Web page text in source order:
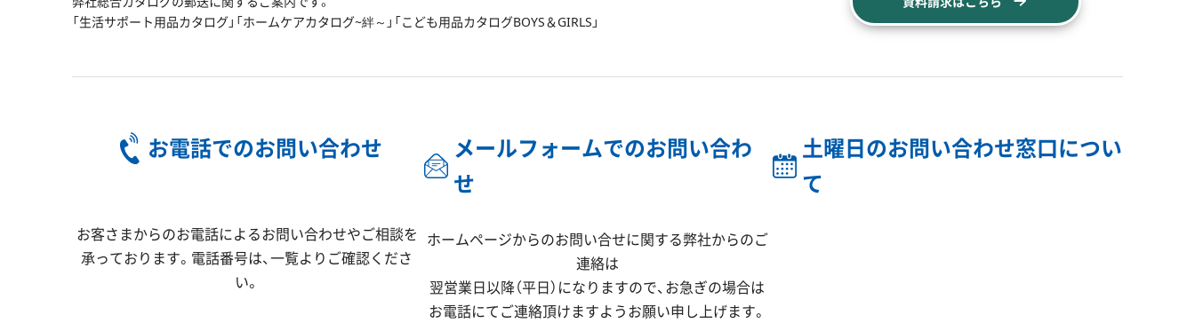
「生活サポート用品カタログ」「ホームケアカタログ~絆～」「こども用品カタログBOYS＆GIRLS」
お電話でのお問い合わせ
お客さまからのお電話によるお問い合わせやご相談を
承っております。電話番号は、一覧よりご確認くださ
い。
メールフォームでのお問い合わ
せ
ホームページからのお問い合せに関する弊社からのご
連絡は
翌営業日以降（平日）になりますので、 お急ぎの場合は
お電話にてご連絡頂けますようお願い申し上げます。
土曜日のお問い合わせ窓口につい
て